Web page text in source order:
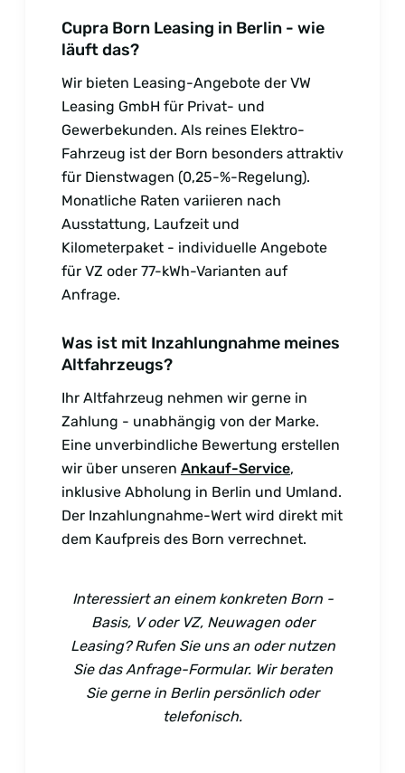
Cupra Born Leasing in Berlin - wie
läuft das?
Wir bieten Leasing-Angebote der VW
Leasing GmbH für Privat- und
Gewerbekunden. Als reines Elektro-
Fahrzeug ist der Born besonders attraktiv
für Dienstwagen (0,25-%-Regelung).
Monatliche Raten variieren nach
Ausstattung, Laufzeit und
Kilometerpaket - individuelle Angebote
für VZ oder 77-kWh-Varianten auf
Anfrage.
Was ist mit Inzahlungnahme meines
Altfahrzeugs?
Ihr Altfahrzeug nehmen wir gerne in
Zahlung - unabhängig von der Marke.
Eine unverbindliche Bewertung erstellen
wir über unseren Ankauf-Service,
inklusive Abholung in Berlin und Umland.
Der Inzahlungnahme-Wert wird direkt mit
dem Kaufpreis des Born verrechnet.
Interessiert an einem konkreten Born -
Basis, V oder VZ, Neuwagen oder
Leasing? Rufen Sie uns an oder nutzen
Sie das Anfrage-Formular. Wir beraten
Sie gerne in Berlin persönlich oder
telefonisch.